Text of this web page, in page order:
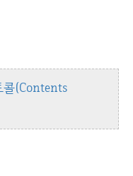
콜(Contents